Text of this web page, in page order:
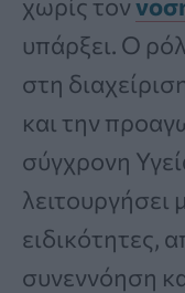
χωρίς τον
υπάρξει. Ο
στη
και την
σύγχρονη
λειτουργήσει
ειδικότητες,
συνεννόηση